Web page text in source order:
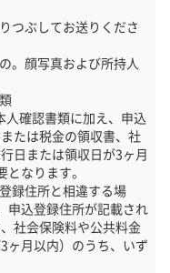
つぶしてお送りくださ
。顔写真および所持人
確認書類に加え、申込
たは税金の領収書、社
日または領収日が3ヶ月
なります。
録住所と相違する場
申込登録住所が記載され
社会保険料や公共料金
ヶ月以内）のうち、いず